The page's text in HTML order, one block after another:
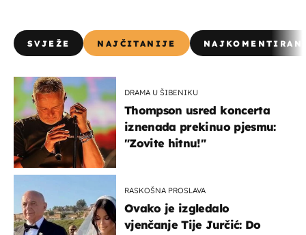
SVJEŽE NAJČITANIJE
DRAMA U ŠIBENIKU
Thompson usred koncerta
iznenada prekinuo pjesmu:
"Zovite hitnu!"
RASKOŠNA PROSLAVA
Ovako je izgledalo
vjenčanje Tije Jurčić: Do